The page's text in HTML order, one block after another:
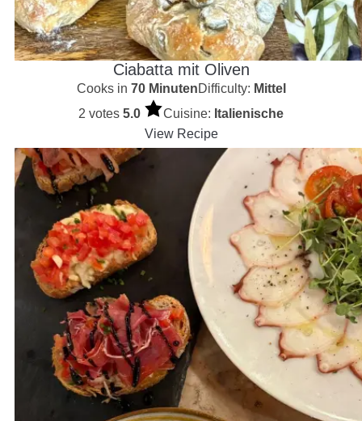
Ciabatta mit Oliven
Cooks in 70 MinutenDifficulty: Mittel
2 votes 5.0 Cuisine: Italienische
View Recipe